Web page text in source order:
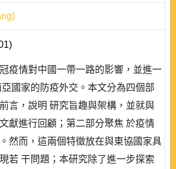
疫情對中國一帶一路的影響，並進一
國家的防疫外交。本文分為四個部
言，說明 研究旨趣與架構，並就與
獻進行回顧；第二部分聚焦 於疫情
然而，這兩個特徵放在與東協國家具
若 干問題；本研究除了進一步探索